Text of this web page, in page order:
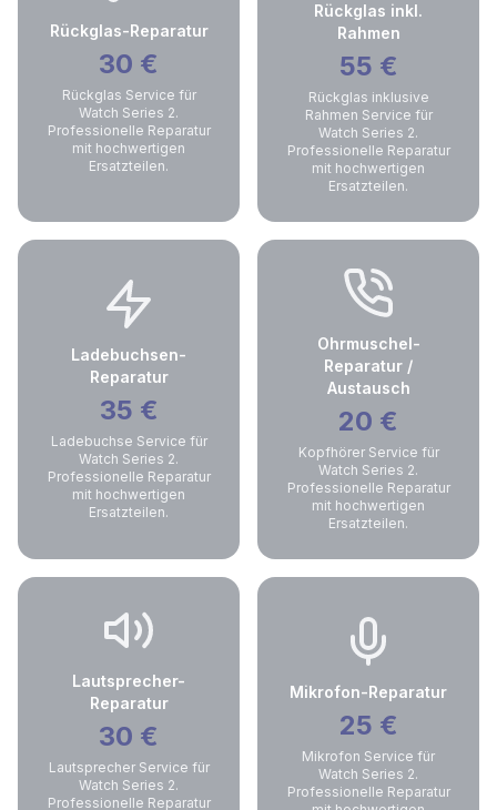
Rückglas-Reparatur
30 €
Rückglas Service für
Watch Series 2.
Professionelle Reparatur
mit hochwertigen
Ersatzteilen.
Rückglas inkl.
Rahmen
55 €
Rückglas inklusive
Rahmen Service für
Watch Series 2.
Professionelle Reparatur
mit hochwertigen
Ersatzteilen.
Ladebuchsen-
Reparatur
35 €
Ladebuchse Service für
Watch Series 2.
Professionelle Reparatur
mit hochwertigen
Ersatzteilen.
Ohrmuschel-
Reparatur /
Austausch
20 €
Kopfhörer Service für
Watch Series 2.
Professionelle Reparatur
mit hochwertigen
Ersatzteilen.
Lautsprecher-
Reparatur
30 €
Lautsprecher Service für
Watch Series 2.
Professionelle Reparatur
Mikrofon-Reparatur
25 €
Mikrofon Service für
Watch Series 2.
Professionelle Reparatur